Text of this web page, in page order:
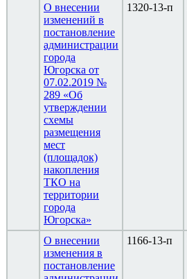
О внесении
изменений в
постановление
администрации
города
Югорска от
07.02.2019 №
289 «Об
утверждении
схемы
размещения
мест
(площадок)
накопления
ТКО на
территории
города
Югорска»
1320-13-п
О внесении
изменения в
постановление
1166-13-п